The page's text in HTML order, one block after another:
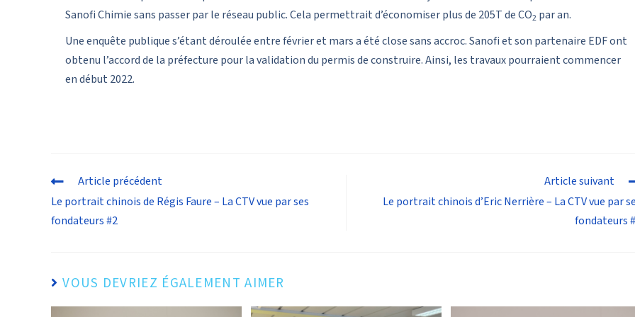
Sanofi Chimie sans passer par le réseau public. Cela permettrait d’économiser plus de 205T de CO2 par an.
Une enquête publique s’étant déroulée entre février et mars a été close sans accroc. Sanofi et son partenaire EDF ont
obtenu l’accord de la préfecture pour la validation du permis de construire. Ainsi, les travaux pourraient commencer
en début 2022.
Article précédent
Le portrait chinois de Régis Faure – La CTV vue par ses
fondateurs #2
Article suivant
Le portrait chinois d’Eric Nerrière – La CTV vue par
fondateurs
VOUS DEVRIEZ ÉGALEMENT AIMER